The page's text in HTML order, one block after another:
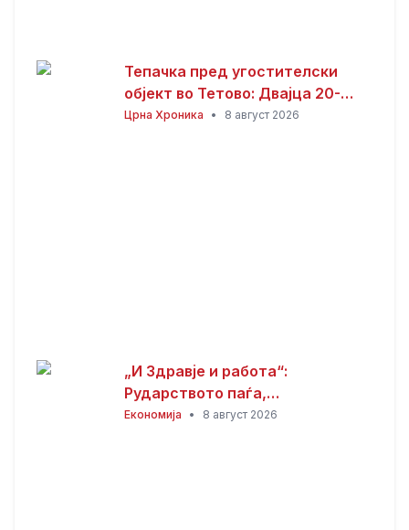
Тепачка пред угостителски
објект во Тетово: Двајца 20-
годишници избодени со нож,
Црна Хроника • 8 август 2026
„И Здравје и работа“:
Рударството паѓа,
инвестициите стојат –
Економија • 8 август 2026